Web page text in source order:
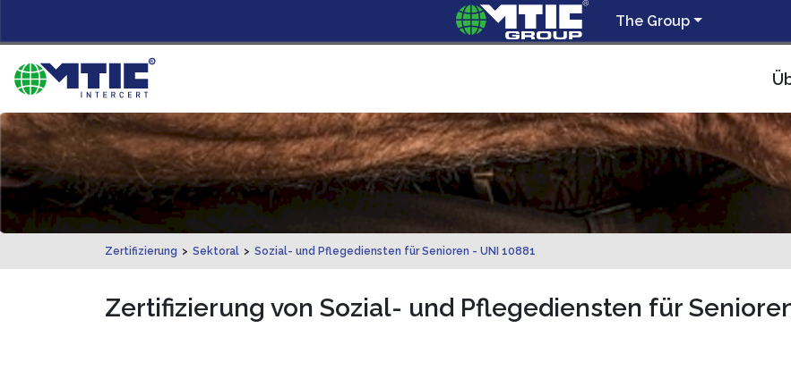
The Group
Zertifizierung > Sektoral > Sozial- und Pflegediensten für Senioren - UNI 10881
Zertifizierung von Sozial- und Pflegediensten für